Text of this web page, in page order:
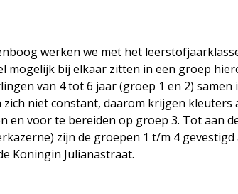
werken we met het
mogelijk bij elkaar zitten in een groep
van 4 tot 6 jaar (groep 1 en 2)
niet constant, daarom krijgen
en voor te bereiden op groep 3. Tot aan
zijn de groepen 1 t/m 4
Koningin Julianastraat.